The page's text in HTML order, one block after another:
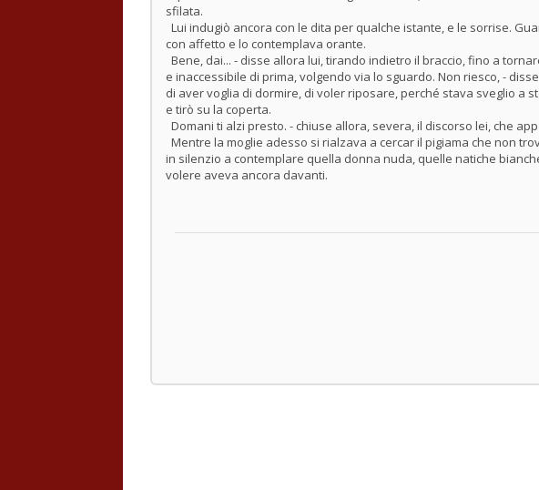
sfilata.
Lui indugiò ancora con le dita per qualche istante, e le sorrise.
con affetto e lo contemplava orante.
Bene, dai... - disse allora lui, tirando indietro il braccio, fino a
e inaccessibile di prima, volgendo via lo sguardo. Non riesco, -
di aver voglia di dormire, di voler riposare, perché stava sveglio a
e tirò su la coperta.
Domani ti alzi presto. - chiuse allora, severa, il discorso lei, che
Mentre la moglie adesso si rialzava a cercar il pigiama che non
in silenzio a contemplare quella donna nuda, quelle natiche
volere aveva ancora davanti.